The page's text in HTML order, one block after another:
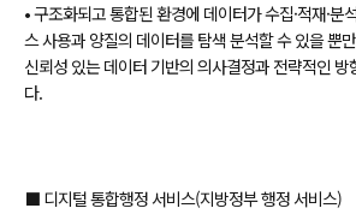
• 구조화되고 통합된 환경에 데이터가 수집·적재·분
스 사용과 양질의 데이터를 탐색 분석할 수 있을 뿐
신뢰성 있는 데이터 기반의 의사결정과 전략적인
다.
⬛ 디지털 통합행정 서비스(지방정부 행정 서비스)